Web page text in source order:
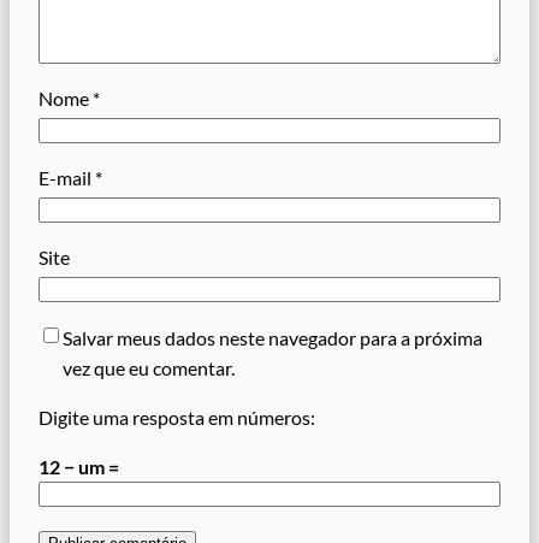
Nome *
E-mail *
Site
Salvar meus dados neste navegador para a próxima
vez que eu comentar.
Digite uma resposta em números:
12 − um =